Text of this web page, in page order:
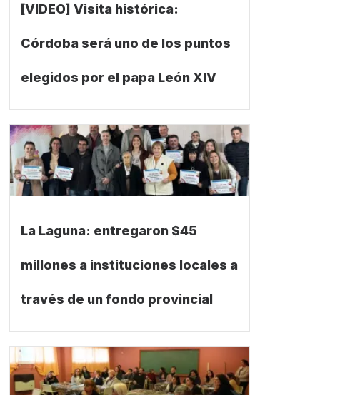
[VIDEO] Visita histórica:
Córdoba será uno de los puntos
elegidos por el papa León XIV
La Laguna: entregaron $45
millones a instituciones locales a
través de un fondo provincial